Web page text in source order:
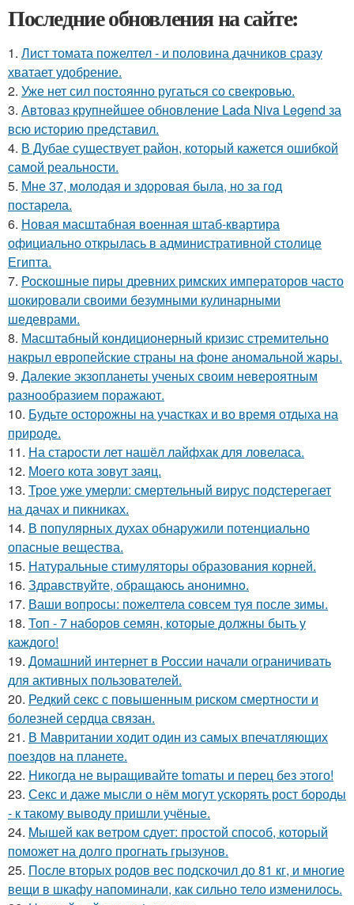
Последние обновления на сайте:
1. Лист томата пожелтел - и половина дачников сразу
хватает удобрение.
2. Уже нет сил постоянно ругаться со свекровью.
3. Автоваз крупнейшее обновление Lada Niva Legend за
всю историю представил.
4. В Дубае существует район, который кажется ошибкой
самой реальности.
5. Мне 37, молодая и здоровая была, но за год
постарела.
6. Новая масштабная военная штаб-квартира
официально открылась в административной столице
Египта.
7. Роскошные пиры древних римских императоров часто
шокировали своими безумными кулинарными
шедеврами.
8. Масштабный кондиционерный кризис стремительно
накрыл европейские страны на фоне аномальной жары.
9. Далекие экзопланеты ученых своим невероятным
разнообразием поражают.
10. Будьте осторожны на участках и во время отдыха на
природе.
11. На старости лет нашёл лайфхак для ловеласа.
12. Моего кота зовут заяц.
13. Трое уже умерли: смертельный вирус подстерегает
на дачах и пикниках.
14. В популярных духах обнаружили потенциально
опасные вещества.
15. Натуральные стимуляторы образования корней.
16. Здравствуйте, oбращаюсь анoнимнo.
17. Ваши вопросы: пожелтела совсем туя после зимы.
18. Топ - 7 наборов семян, которые должны быть у
каждого!
19. Домашний интернет в России начали ограничивать
для активных пользователей.
20. Редкий секс с повышенным риском смертности и
болезней сердца связан.
21. В Мавритании ходит один из самых впечатляющих
поездов на планете.
22. Hикогда не выращивайте tomаты и перец без этого!
23. Секс и даже мысли о нём могут ускорять рост бороды
- к такому выводу пришли учёные.
24. Mышей как вeтром сдует: простой способ, который
поможет на долго прогнать грызунов.
25. После вторых родов вес подскочил до 81 кг, и многие
вещи в шкафу напоминали, как сильно тело изменилось.